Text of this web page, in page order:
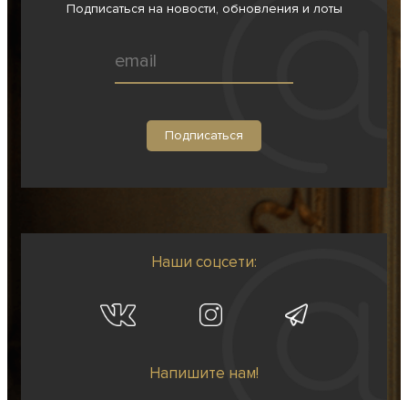
Подписаться на новости, обновления и лоты
Наши соцсети:
Напишите нам!